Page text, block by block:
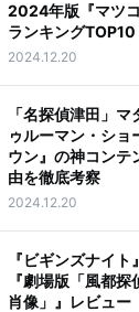
2024年版『マツ
ランキングTOP10
2024.12.20
「名探偵津田」
ゥルーマン・ショ
ウン』の神コンテ
由を徹底考察
2024.12.20
『ビギンズナイト
『劇場版「風都
肖像」』レビュー